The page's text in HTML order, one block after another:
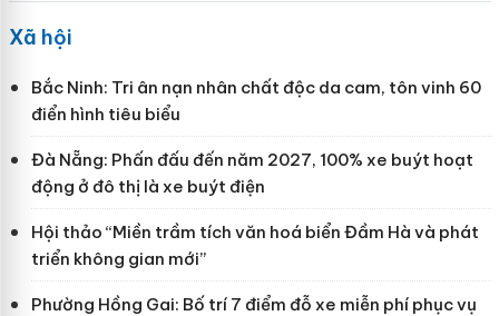
Xã hội
Bắc Ninh: Tri ân nạn nhân chất độc da cam, tôn vinh 60
điển hình tiêu biểu
Đà Nẵng: Phấn đấu đến năm 2027, 100% xe buýt hoạt
động ở đô thị là xe buýt điện
Hội thảo “Miền trầm tích văn hoá biển Đầm Hà và phát
triển không gian mới”
Phường Hồng Gai: Bố trí 7 điểm đỗ xe miễn phí phục vụ